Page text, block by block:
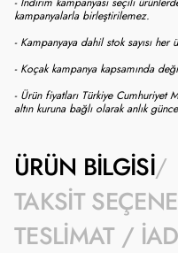
kampanyalarla birleştirilemez.
- Kampanyaya dahil stok sayısı her
- Koçak kampanya kapsamında
- Ürün fiyatları Türkiye Cumhuriyet
altın kuruna bağlı olarak anlık
ÜRÜN BILGISI
TAKSIT
TESLIMAT /